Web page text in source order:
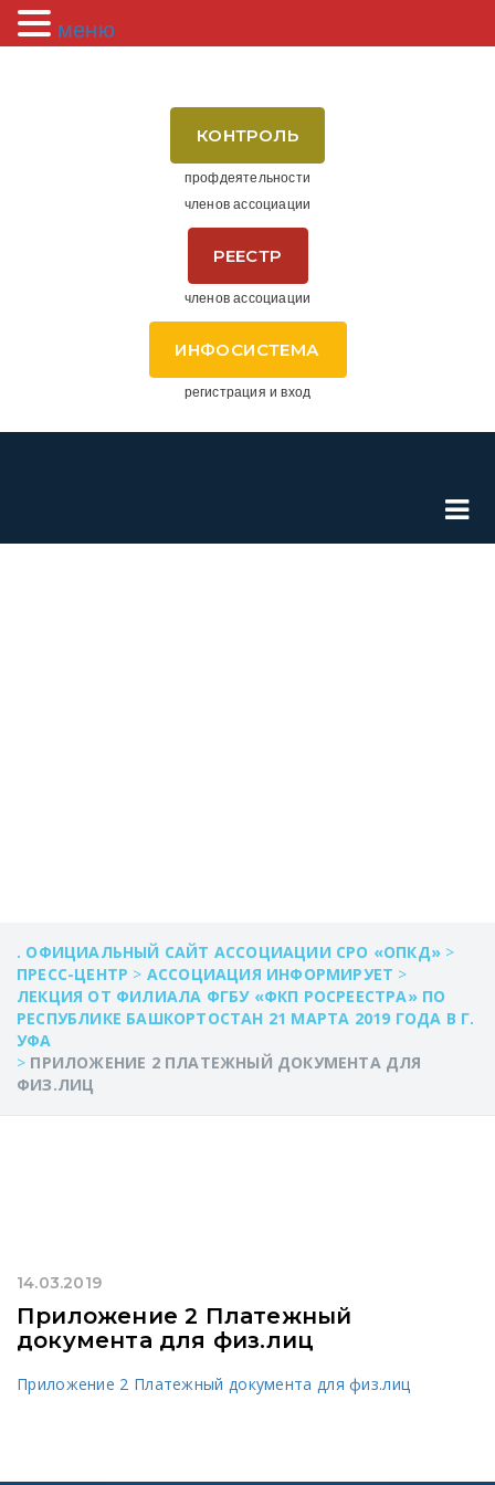
КОНТРОЛЬ
профдеятельности
членов ассоциации
РЕЕСТР
членов ассоциации
ИНФОСИСТЕМА
регистрация и вход
. ОФИЦИАЛЬНЫЙ САЙТ АССОЦИАЦИИ СРО «ОПКД» >
ПРЕСС-ЦЕНТР > АССОЦИАЦИЯ ИНФОРМИРУЕТ >
ЛЕКЦИЯ ОТ ФИЛИАЛА ФГБУ «ФКП РОСРЕЕСТРА» ПО
РЕСПУБЛИКЕ БАШКОРТОСТАН 21 МАРТА 2019 ГОДА В Г.
УФА
> ПРИЛОЖЕНИЕ 2 ПЛАТЕЖНЫЙ ДОКУМЕНТА ДЛЯ
ФИЗ.ЛИЦ
14.03.2019
Приложение 2 Платежный
документа для физ.лиц
Приложение 2 Платежный документа для физ.лиц
меню